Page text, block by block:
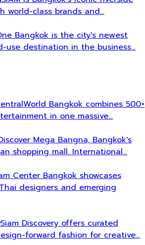
world-class brands and…
Bangkok is the city's newest
use destination in the business…
Bangkok combines 500+
in one massive…
Mega Bangna, Bangkok's
shopping mall. International…
Center Bangkok showcases
designers and emerging
Siam Discovery offers curated
forward fashion for creative…